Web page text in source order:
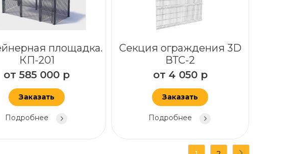
площадка.
КП-201
от585 000 р
Заказать
Подробнее
Секция ограждения 3D
ВТС-2
от 4 050 р
Заказать
Подробнее